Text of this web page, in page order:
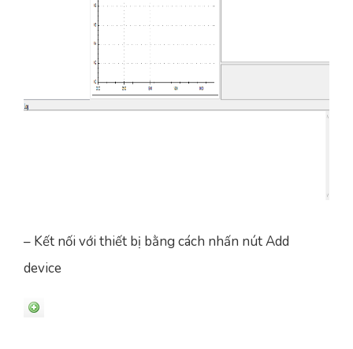
– Kết nối với thiết bị bằng cách nhấn nút Add
device